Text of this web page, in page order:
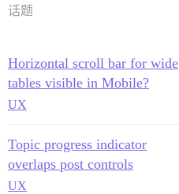
话题
Horizontal scroll bar for wide
tables visible in Mobile?
UX
Topic progress indicator
overlaps post controls
UX